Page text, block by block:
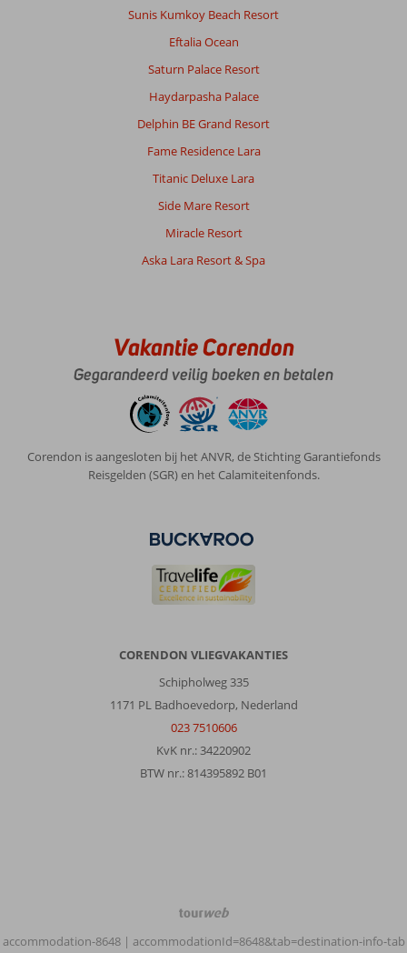
Sunis Kumkoy Beach Resort
Eftalia Ocean
Saturn Palace Resort
Haydarpasha Palace
Delphin BE Grand Resort
Fame Residence Lara
Titanic Deluxe Lara
Side Mare Resort
Miracle Resort
Aska Lara Resort & Spa
Vakantie Corendon
Gegarandeerd veilig boeken en betalen
Corendon is aangesloten bij het ANVR, de Stichting Garantiefonds
Reisgelden (SGR) en het Calamiteitenfonds.
CORENDON VLIEGVAKANTIES
Schipholweg 335
1171 PL Badhoevedorp, Nederland
023 7510606
KvK nr.: 34220902
BTW nr.: 814395892 B01
TourWeb
©
accommodation-8648 | accommodationId=8648&tab=destination-info-tab